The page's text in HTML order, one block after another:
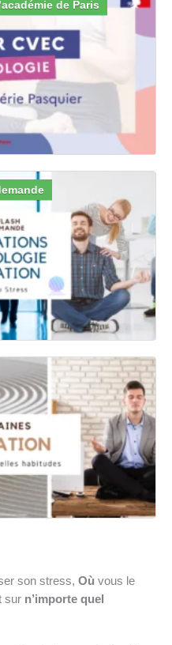
de Paris
son stress, Où vous le
sur n’importe quel